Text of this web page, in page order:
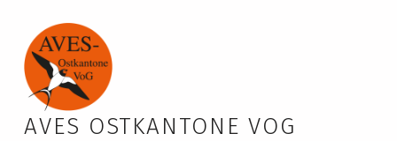
Veranstaltungskalender – AVES Ostkantone VoG
AVES OSTKANTONE VOG